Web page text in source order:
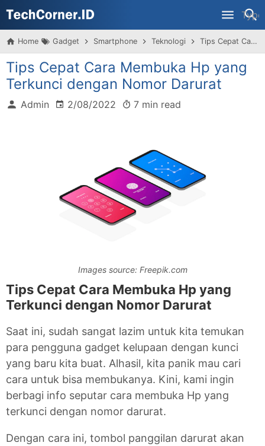
Home Gadget Smartphone Teknologi Tips Cepat Cara Membuka Hp yang Terkunci dengan Nomor Darurat
Tips Cepat Cara Membuka Hp yang
Terkunci dengan Nomor Darurat
Admin 2/08/2022 7 min read
Images source: Freepik.com
Tips Cepat Cara Membuka Hp yang
Terkunci dengan Nomor Darurat
Saat ini, sudah sangat lazim untuk kita temukan
para pengguna gadget kelupaan dengan kunci
yang baru kita buat. Alhasil, kita panik mau cari
cara untuk bisa membukanya. Kini, kami ingin
berbagi info seputar cara membuka Hp yang
terkunci dengan nomor darurat.
Dengan cara ini, tombol panggilan darurat akan